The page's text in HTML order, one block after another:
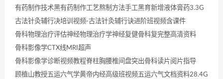
有药制作技术黑有药制作工艺熬制方法手工黑育新增液体膏药3.3G
古法针灸辅行决培训视频-古法针灸辅行诀进阶班视频含课件
骨科物理治疗评估神经物理治疗学神经复健骨科复完整高清资料
骨科影像学CTX线MRI超声
骨科影像学诊断视频教程脊柱胸腰椎间盘突出骨科读片阅片指导
顾植山教授五运六气学黄帝内经高级班视频五运六气文档资料28.4G